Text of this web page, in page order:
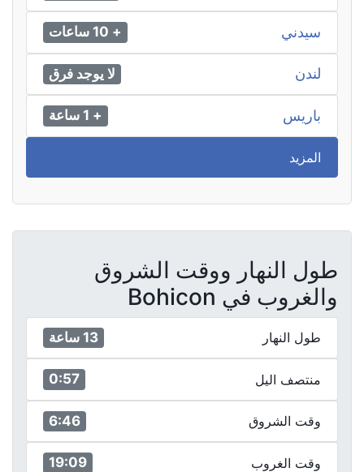
سيدني + 10 ساعات
لندن لا يوجد فرق
باريس + 1 ساعة
المزيد
طول النهار ووقت الشروق
والغروب في Bohicon
طول النهار 13 ساعة
منتصف اليل 0:57
وقت الشروق 6:46
وقت الغروب 19:09